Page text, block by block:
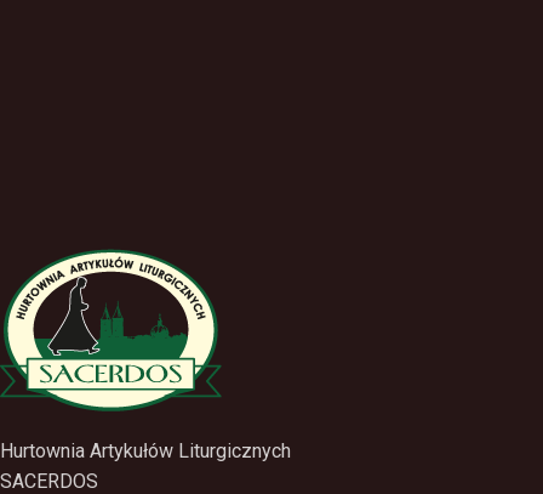
Hurtownia Artykułów Liturgicznych
SACERDOS